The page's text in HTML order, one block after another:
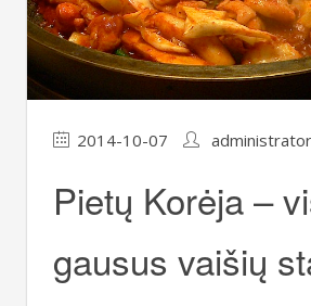
2014-10-07
Pietų Korėja –
gausus vaišių